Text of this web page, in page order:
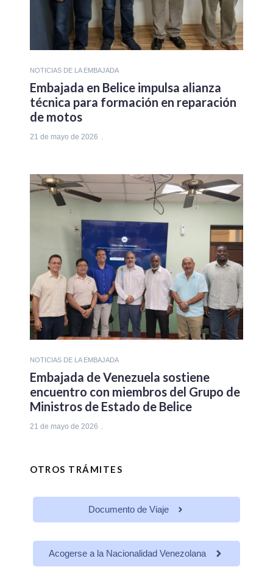
NOTICIAS DE LA EMBAJADA
Embajada en Belice impulsa alianza
técnica para formación en reparación
de motos
21 de mayo de 2026
NOTICIAS DE LA EMBAJADA
Embajada de Venezuela sostiene
encuentro con miembros del Grupo de
Ministros de Estado de Belice
21 de mayo de 2026
OTROS TRÁMITES
Documento de Viaje
Acogerse a la Nacionalidad Venezolana